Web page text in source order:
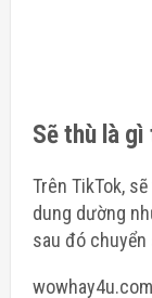
Sẽ thù là
Trên TikTok,
dung dường
sau đó